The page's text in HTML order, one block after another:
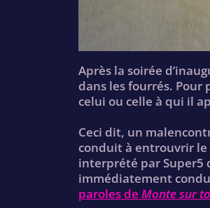
Après la soirée
dans les fourrés. Pour
celui ou celle à qui il
Ceci dit, un
conduit à entrouvrir le
interprété par Super5
immédiatement
paroles de Monte sur